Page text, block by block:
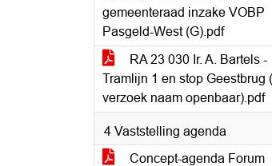
gemeenteraad inzake VOBP
Pasgeld-West (G).pdf
RA 23 030 Ir. A. Bartels -
Tramlijn 1 en stop Geestbrug
verzoek naam openbaar).pdf
4 Vaststelling agenda
Concept-agenda Forum